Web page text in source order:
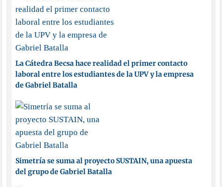
La Cátedra Becsa hace realidad el primer contacto
laboral entre los estudiantes de la UPV y la empresa
de Gabriel Batalla
Simetría se suma al proyecto SUSTAIN, una apuesta
del grupo de Gabriel Batalla